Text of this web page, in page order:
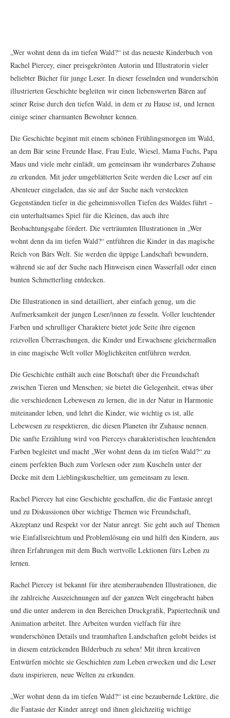
„Wer wohnt denn da im tiefen Wald?“ ist das neueste Kinderbuch von
Rachel Piercey, einer preisgekrönten Autorin und Illustratorin vieler
beliebter Bücher für junge Leser. In dieser fesselnden und wunderschön
illustrierten Geschichte begleiten wir einen liebenswerten Bären auf
seiner Reise durch den tiefen Wald, in dem er zu Hause ist, und lernen
einige seiner charmanten Bewohner kennen.
Die Geschichte beginnt mit einem schönen Frühlingsmorgen im Wald,
an dem Bär seine Freunde Hase, Frau Eule, Wiesel, Mama Fuchs, Papa
Maus und viele mehr einlädt, um gemeinsam ihr wunderbares Zuhause
zu erkunden. Mit jeder umgeblätterten Seite werden die Leser auf ein
Abenteuer eingeladen, das sie auf der Suche nach versteckten
Gegenständen tiefer in die geheimnisvollen Tiefen des Waldes führt –
ein unterhaltsames Spiel für die Kleinen, das auch ihre
Beobachtungsgabe fördert. Die verträumten Illustrationen in „Wer
wohnt denn da im tiefen Wald?“ entführen die Kinder in das magische
Reich von Bärs Welt. Sie werden die üppige Landschaft bewundern,
während sie auf der Suche nach Hinweisen einen Wasserfall oder einen
bunten Schmetterling entdecken.
Die Illustrationen in sind detailliert, aber einfach genug, um die
Aufmerksamkeit der jungen Leser/innen zu fesseln. Voller leuchtender
Farben und schrulliger Charaktere bietet jede Seite ihre eigenen
reizvollen Überraschungen, die Kinder und Erwachsene gleichermaßen
in eine magische Welt voller Möglichkeiten entführen werden.
Die Geschichte enthält auch eine Botschaft über die Freundschaft
zwischen Tieren und Menschen; sie bietet die Gelegenheit, etwas über
die verschiedenen Lebewesen zu lernen, die in der Natur in Harmonie
miteinander leben, und lehrt die Kinder, wie wichtig es ist, alle
Lebewesen zu respektieren, die diesen Planeten ihr Zuhause nennen.
Die sanfte Erzählung wird von Pierceys charakteristischen leuchtenden
Farben begleitet und macht „Wer wohnt denn da im tiefen Wald?“ zu
einem perfekten Buch zum Vorlesen oder zum Kuscheln unter der
Decke mit dem Lieblingskuscheltier, um gemeinsam zu lesen.
Rachel Piercey hat eine Geschichte geschaffen, die die Fantasie anregt
und zu Diskussionen über wichtige Themen wie Freundschaft,
Akzeptanz und Respekt vor der Natur anregt. Sie geht auch auf Themen
wie Einfallsreichtum und Problemlösung ein und hilft den Kindern, aus
ihren Erfahrungen mit dem Buch wertvolle Lektionen fürs Leben zu
lernen.
Rachel Piercey ist bekannt für ihre atemberaubenden Illustrationen, die
ihr zahlreiche Auszeichnungen auf der ganzen Welt eingebracht haben
und die unter anderem in den Bereichen Druckgrafik, Papiertechnik und
Animation arbeitet. Ihre Arbeiten wurden vielfach für ihre
wunderschönen Details und traumhaften Landschaften gelobt beides ist
in diesem entzückenden Bilderbuch zu sehen! Mit ihren kreativen
Entwürfen möchte sie Geschichten zum Leben erwecken und die Leser
dazu inspirieren, neue Welten zu erkunden.
„Wer wohnt denn da im tiefen Wald?“ ist eine bezaubernde Lektüre, die
die Fantasie der Kinder anregt und ihnen gleichzeitig wichtige